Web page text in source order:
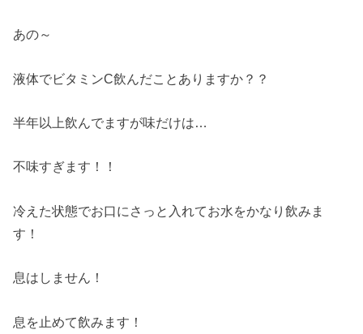
あの～
液体でビタミンC飲んだことありますか？？
半年以上飲んでますが味だけは…
不味すぎます！！
冷えた状態でお口にさっと入れてお水をかなり飲みま
す！
息はしません！
息を止めて飲みます！